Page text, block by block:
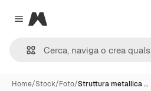
Close menu
Magnific
Home/Stock/Foto/Struttura metallica …